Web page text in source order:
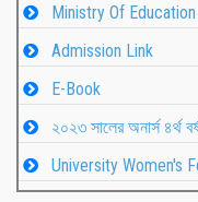
Ministry Of Education
Admission Link
E-Book
২০২৩ সালের অনার্স ৪র্থ
University Women's